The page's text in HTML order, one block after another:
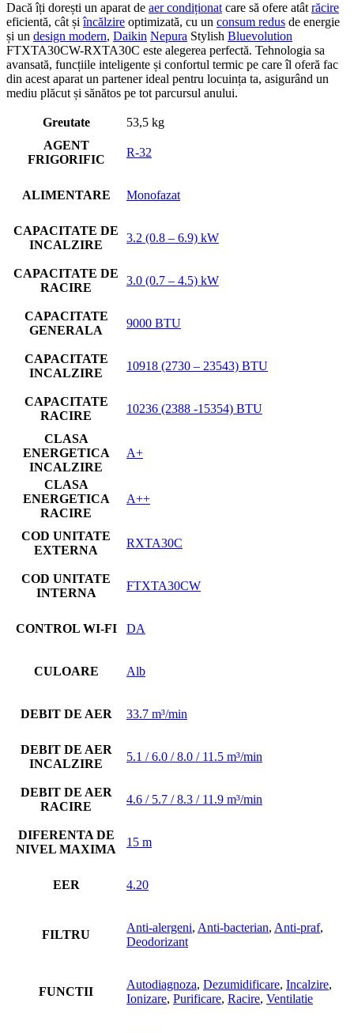
Dacă îți dorești un aparat de aer condiționat care să ofere atât răcire
eficientă, cât șiîncălzire optimizată, cu un consum redus de energie
și un design modern, Daikin Nepura Stylish Bluevolution
FTXTA30CW-RXTA30C este alegerea perfectă. Tehnologia sa
avansată, funcțiile inteligente și confortul termic pe care îl oferă fac
din acest aparat un partener ideal pentru locuința ta, asigurând un
mediu plăcut și sănătos pe tot parcursul anului.
Greutate
53,5 kg
AGENT
FRIGORIFIC
R-32
ALIMENTARE Monofazat
CAPACITATE DE
INCALZIRE
3.2 (0.8 – 6.9) kW
CAPACITATE DE
RACIRE
3.0 (0.7 – 4.5) kW
CAPACITATE
GENERALA
9000 BTU
CAPACITATE
INCALZIRE
10918 (2730 – 23543) BTU
CAPACITATE
RACIRE
10236 (2388 -15354) BTU
CLASA
ENERGETICA
INCALZIRE
A+
CLASA
ENERGETICA
RACIRE
A++
COD UNITATE
EXTERNA
RXTA30C
COD UNITATE
INTERNA
FTXTA30CW
CONTROL WI-FI DA
CULOARE Alb
DEBIT DE AER 33.7 m³/min
DEBIT DE AER
INCALZIRE
5.1 / 6.0 / 8.0 / 11.5 m³/min
DEBIT DE AER
RACIRE
4.6 / 5.7 / 8.3 / 11.9 m³/min
DIFERENTA DE
NIVEL MAXIMA
15 m
EER 4.20
FILTRU
Anti-alergeni, Anti-bacterian, Anti-praf,
Deodorizant
FUNCTII
Autodiagnoza, Dezumidificare, Incalzire,
Ionizare, Purificare, Racire, Ventilatie